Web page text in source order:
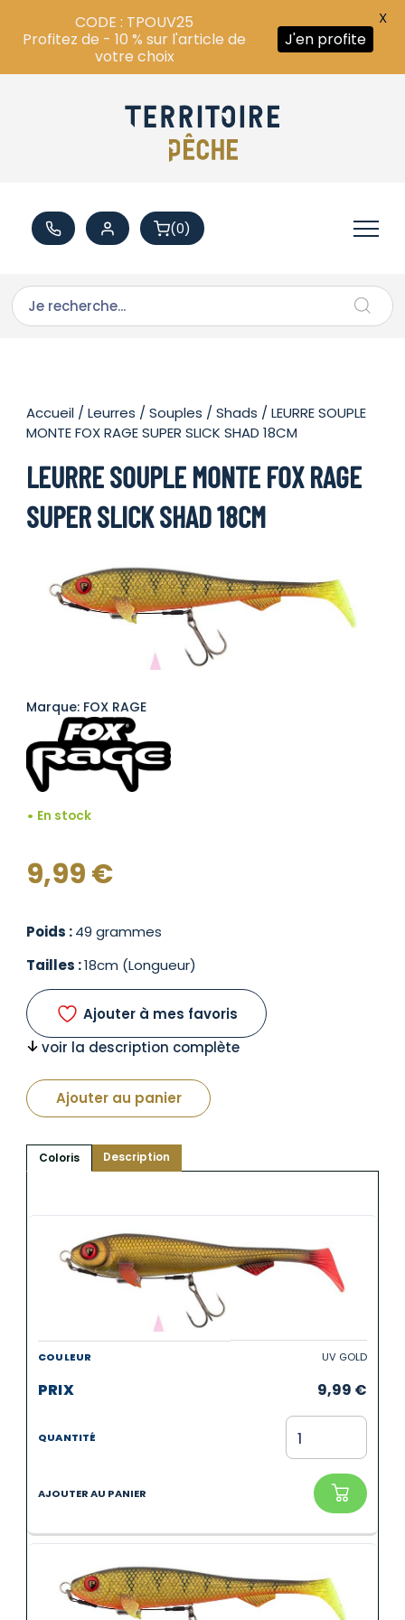
(0)
Accueil /Leurres /Souples /Shads / LEURRE SOUPLE
MONTE FOX RAGE SUPER SLICK SHAD 18CM
LEURRE SOUPLE MONTE FOX RAGE
SUPER SLICK SHAD 18CM
Marque: FOX RAGE
En stock
9,99€
Poids :49 grammes
Tailles :18cm (Longueur)
Ajouter à mes favoris
voir la description complète
Ajouter au panier
Coloris Description
UV GOLD
9,99 €
CODE : TPOUV25
Profitez de - 10 % sur l'article de
votre choix
J'en profite
X